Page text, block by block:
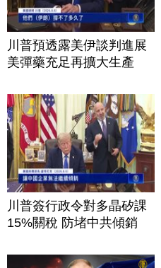
川普預透露美伊談判進展
美彈藥充足再擴大生產
川普簽行政令對多晶矽課
15%關稅 防堵中共傾銷